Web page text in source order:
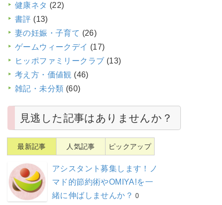
健康ネタ (22)
書評 (13)
妻の妊娠・子育て (26)
ゲームウィークデイ (17)
ヒッポファミリークラブ (13)
考え方・価値観 (46)
雑記・未分類 (60)
見逃した記事はありませんか？
最新記事 人気記事 ピックアップ
アシスタント募集します！ノ
マド的節約術やOMIYA!を一
緒に伸ばしませんか？ 0